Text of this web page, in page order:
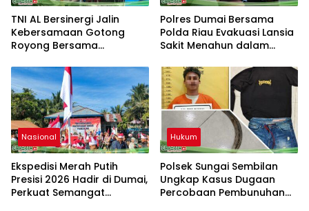
TNI AL Bersinergi Jalin
Kebersamaan Gotong
Royong Bersama
Sebrang Belawan
Polres Dumai Bersama
Polda Riau Evakuasi Lansia
Sakit Menahun dalam
Putih Presisi
Nasional
Ekspedisi Merah Putih
Presisi 2026 Hadir di Dumai,
Perkuat Semangat
Hukum
Polsek Sungai Sembilan
Ungkap Kasus Dugaan
Percobaan Pembunuhan